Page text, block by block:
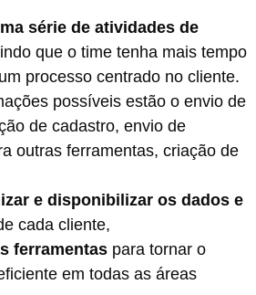
série de atividades de
que o time tenha mais tempo
processo centrado no cliente.
possíveis estão o envio de
de cadastro, envio de
outras ferramentas, criação de
e disponibilizar os dados e
cada cliente,
ferramentas para tornar o
em todas as áreas